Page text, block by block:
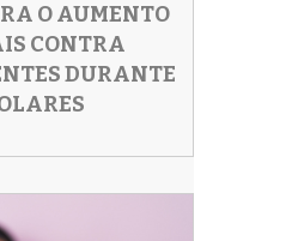
O AUMENTO
CONTRA
DURANTE